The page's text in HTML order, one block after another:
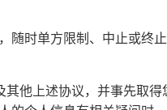
随时单方限制、中止或终
他上述协议，并事先取